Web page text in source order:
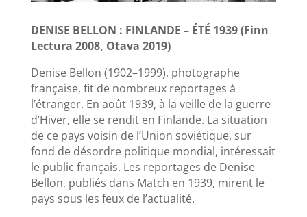
DENISE BELLON : FINLANDE – ÉTÉ 1939 (Finn
Lectura 2008, Otava 2019)
Denise Bellon (1902–1999), photographe
française, fit de nombreux reportages à
l’étranger. En août 1939, à la veille de la guerre
d’Hiver, elle se rendit en Finlande. La situation
de ce pays voisin de l’Union soviétique, sur
fond de désordre politique mondial, intéressait
le public français. Les reportages de Denise
Bellon, publiés dans Match en 1939, mirent le
pays sous les feux de l’actualité.